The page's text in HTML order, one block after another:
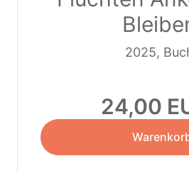
2025,
24,00